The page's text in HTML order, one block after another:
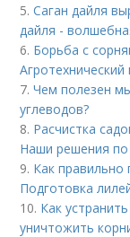
5.Саган дайля
дайля -
6. Борьба с
7.Чем полезен
углеводов?
8. Расчистка
Наши решения по
9. Как правильно
Подготовка
10. Как
уничтожить